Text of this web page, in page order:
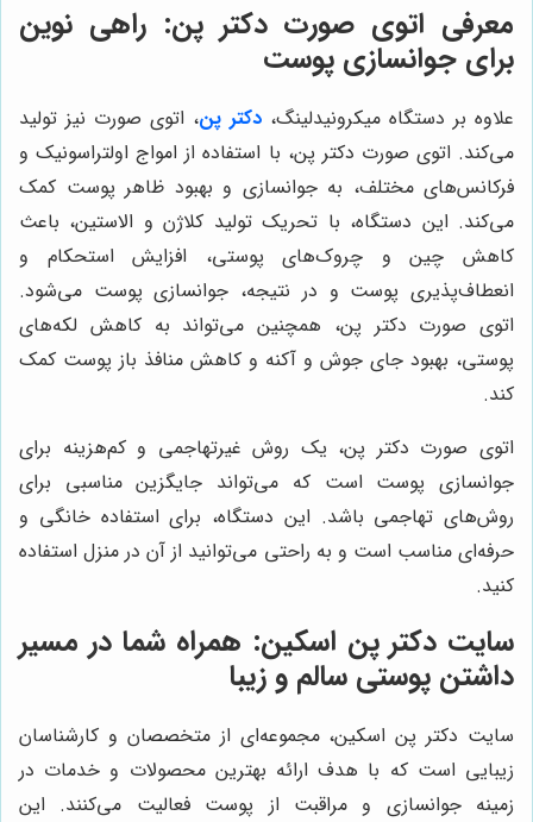
معرفی اتوی صورت دکتر پن: راهی نوین
برای جوانسازی پوست
علاوه بر دستگاه میکرونیدلینگ، دکتر پن، اتوی صورت نیز تولید
می‌کند. اتوی صورت دکتر پن، با استفاده از امواج اولتراسونیک و
فرکانس‌های مختلف، به جوانسازی و بهبود ظاهر پوست کمک
می‌کند. این دستگاه، با تحریک تولید کلاژن و الاستین، باعث
کاهش چین و چروک‌های پوستی، افزایش استحکام و
انعطاف‌پذیری پوست و در نتیجه، جوانسازی پوست می‌شود.
اتوی صورت دکتر پن، همچنین می‌تواند به کاهش لکه‌های
پوستی، بهبود جای جوش و آکنه و کاهش منافذ باز پوست کمک
کند.
اتوی صورت دکتر پن، یک روش غیرتهاجمی و کم‌هزینه برای
جوانسازی پوست است که می‌تواند جایگزین مناسبی برای
روش‌های تهاجمی باشد. این دستگاه، برای استفاده خانگی و
حرفه‌ای مناسب است و به راحتی می‌توانید از آن در منزل استفاده
کنید.
سایت دکتر پن اسکین: همراه شما در مسیر
داشتن پوستی سالم و زیبا
سایت دکتر پن اسکین، مجموعه‌ای از متخصصان و کارشناسان
زیبایی است که با هدف ارائه بهترین محصولات و خدمات در
زمینه جوانسازی و مراقبت از پوست فعالیت می‌کنند. این